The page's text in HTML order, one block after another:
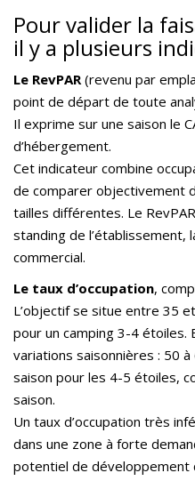
Pour valider la
il y a plusieurs
Le RevPAR(revenu par
point de départ de toute
Il exprime sur une saison le
d’hébergement.
Cet indicateur combine
de comparer objectivement
tailles différentes. Le
standing de
commercial.
Le taux d’occupation,
L’objectif se situe entre 35
pour un camping 3-4 étoiles.
variations saisonnières : 50 à
saison pour les 4-5 étoiles,
saison.
Un taux d’occupation très
dans une zone à forte
potentiel de développement